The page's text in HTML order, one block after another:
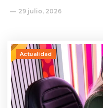
29 julio, 2026
Actualidad